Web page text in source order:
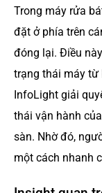
Trong máy rửa
đặt ở phía trên
đóng lại. Điều
trạng thái máy từ
InfoLight giải
thái vận hành
sàn. Nhờ đó,
một cách nhanh